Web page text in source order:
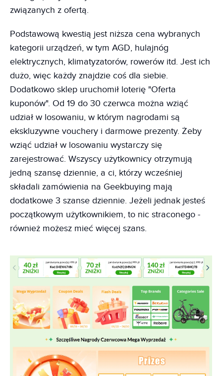
związanych z ofertą.
Podstawową kwestią jest niższa cena wybranych
kategorii urządzeń, w tym AGD, hulajnóg
elektrycznych, klimatyzatorów, rowerów itd. Jest ich
dużo, więc każdy znajdzie coś dla siebie.
Dodatkowo sklep uruchomił loterię "Oferta
kuponów". Od 19 do 30 czerwca można wziąć
udział w losowaniu, w którym nagrodami są
ekskluzywne vouchery i darmowe prezenty. Żeby
wziąć udział w losowaniu wystarczy się
zarejestrować. Wszyscy użytkownicy otrzymują
jedną szansę dziennie, a ci, którzy wcześniej
składali zamówienia na Geekbuying mają
dodatkowe 3 szanse dziennie. Jeżeli jednak jesteś
początkowym użytkownikiem, to nic straconego -
również możesz mieć więcej szans.